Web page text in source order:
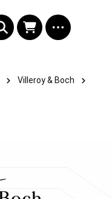
Villeroy & Boch